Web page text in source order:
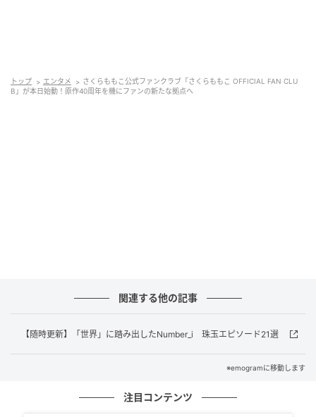
の優待など、充実したコンテンツが予定されていま
さくらももこ OFFICIAL FAN CLUB 特典
さくらプロダクション「日常の小さな幸せを
分かち合いたい」
トップ エンタメ
さくらももこ公式ファンクラブ「さくらももこ OFFICIAL FAN CLU
B」が本日始動！原作40周年を機にファンの新たな拠点へ
関連する他の記事
【随時更新】「世界」に踏み出したNumber_i 珠玉エピソード21選
※emogramに移動します
注目コンテンツ